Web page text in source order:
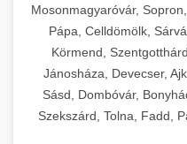
Mosonmagyaróvár,
Pápa, Celldömölk,
Körmend,
Jánosháza, Devecser,
Sásd, Dombóvár,
Szekszárd, Tolna, Fadd,